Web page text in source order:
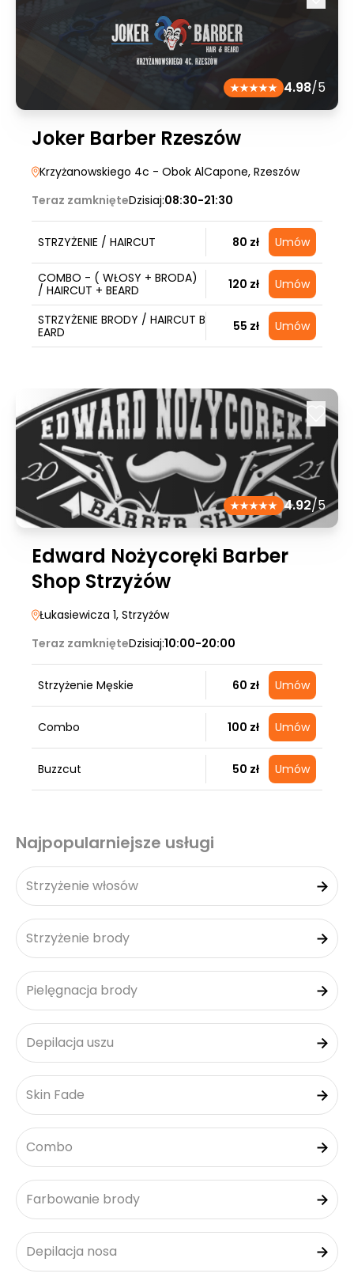
4.98/5
Joker Barber Rzeszów
Krzyżanowskiego 4c - Obok AlCapone, Rzeszów
Teraz zamknięteDzisiaj:08:30-21:30
STRZYŻENIE / HAIRCUT 80 zł Umów
COMBO - ( WŁOSY + BRODA)
/ HAIRCUT + BEARD
120 zł Umów
STRZYŻENIE BRODY / HAIRCUT B
EARD
55 zł Umów
4.92/5
Edward Nożycoręki Barber
Shop Strzyżów
Łukasiewicza 1, Strzyżów
Teraz zamknięteDzisiaj:10:00-20:00
Strzyżenie Męskie 60 zł Umów
Combo 100 zł Umów
Buzzcut 50 zł Umów
Najpopularniejsze usługi
Strzyżenie włosów
Strzyżenie brody
Pielęgnacja brody
Depilacja uszu
Skin Fade
Combo
Farbowanie brody
Depilacja nosa